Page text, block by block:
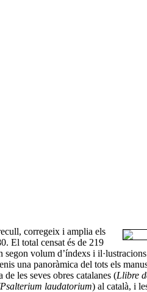
corregeix i amplia els
El total censat és de 219
volum d’índexs i
una panoràmica del tots els
les seves obres catalanes (Llibre
laudatorium) al català, i